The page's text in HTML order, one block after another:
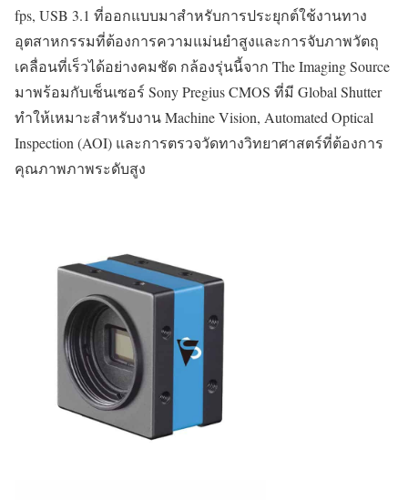
fps, USB 3.1 ที่ออกแบบมาสำหรับการประยุกต์ใช้งานทาง
อุตสาหกรรมที่ต้องการความแม่นยำสูงและการจับภาพวัตถุ
เคลื่อนที่เร็วได้อย่างคมชัด กล้องรุ่นนี้จาก The Imaging Source
มาพร้อมกับเซ็นเซอร์ Sony Pregius CMOS ที่มี Global Shutter
ทำให้เหมาะสำหรับงาน Machine Vision, Automated Optical
Inspection (AOI) และการตรวจวัดทางวิทยาศาสตร์ที่ต้องการ
คุณภาพภาพระดับสูง